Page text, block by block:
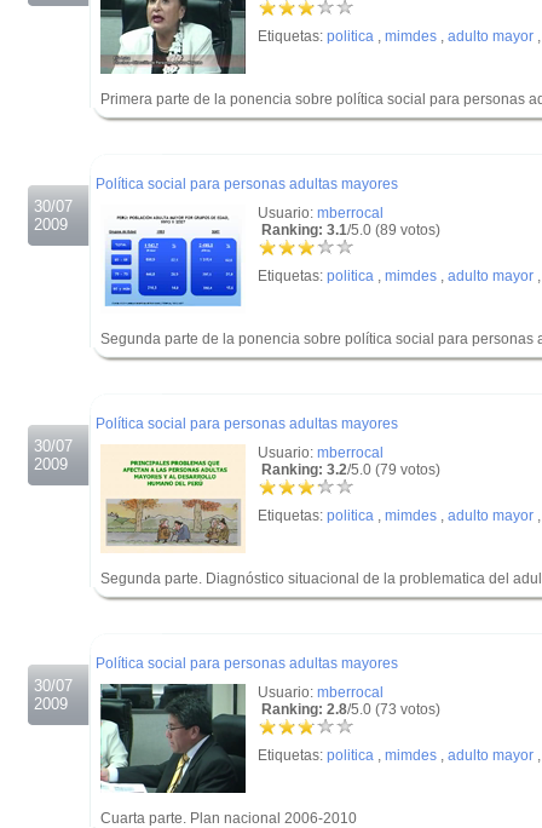
Etiquetas: politica , mimdes , adulto mayor
Primera parte de la ponencia sobre política social para personas
30/07
2009
Política social para personas adultas mayores
Usuario: mberrocal
Ranking: 3.1/5.0 (89 votos)
Etiquetas: politica , mimdes , adulto mayor
Segunda parte de la ponencia sobre política social para personas
30/07
2009
Política social para personas adultas mayores
Usuario: mberrocal
Ranking: 3.2/5.0 (79 votos)
Etiquetas: politica , mimdes , adulto mayor
Segunda parte. Diagnóstico situacional de la problematica del
30/07
2009
Política social para personas adultas mayores
Usuario: mberrocal
Ranking: 2.8/5.0 (73 votos)
Etiquetas: politica , mimdes , adulto mayor
Cuarta parte. Plan nacional 2006-2010